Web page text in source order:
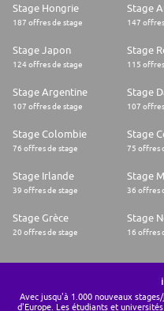
Stage Hongrie
187 offres de stage
Stage
147
Stage Japon
124 offres de stage
Stage
115
Stage Argentine
107 offres de stage
Stage
107
Stage Colombie
76 offres de stage
Stage
75 offres
Stage Irlande
39 offres de stage
Stage
36 offres
Stage Grèce
20 offres de stage
Stage
16 offres
Avec jusqu'à 1.000 nouveaux
d'Europe. Les étudiants et